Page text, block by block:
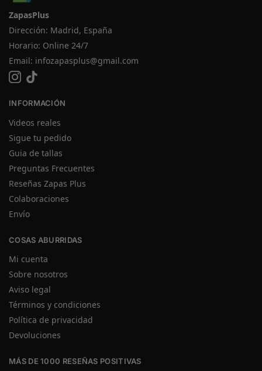
ZapasPlus
Dirección: Madrid, España
Horario: Online 24/7
Email: infozapasplus@gmail.com
INFORMACIÓN
Videos reales
Sigue tu pedido
Guia de tallas
Preguntas Frecuentes
Reseñas Zapas Plus
Colaboraciones
Envío
COSAS ABURRIDAS
Mi cuenta
Sobre nosotros
Aviso legal
Términos y condiciones
Política de privacidad
Devoluciones
MÁS DE 1000 RESEÑAS POSITIVAS